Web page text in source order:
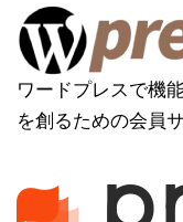
ワードプレスで機
を創るための会員